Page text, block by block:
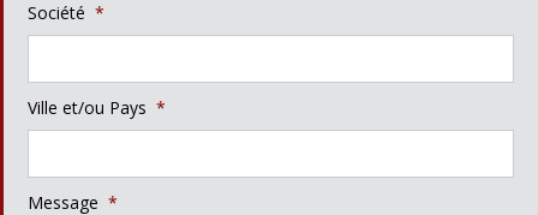
Société *
Ville et/ou Pays *
Message *